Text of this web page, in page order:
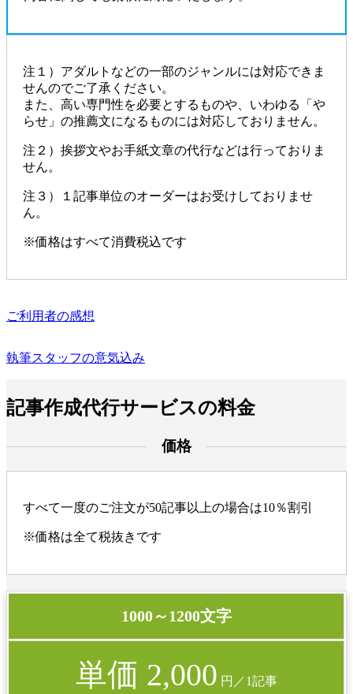
注１）アダルトなどの一部のジャンルには対応できま
せんのでご了承ください。
また、 高い専門性を必要とするものや、いわゆる「や
らせ」の推薦文になるものには対応しておりません。
注２）挨拶文やお手紙文章の代行などは行っておりま
せん。
注３）１記事単位のオーダーはお受けしておりませ
ん。
※価格はすべて消費税込です
ご利用者の感想
執筆スタッフの意気込み
記事作成代行サービスの料金
価格
すべて一度のご注文が50記事以上の場合は10％割引
※価格は全て税抜きです
1000～1200文字
単価 2,000 円／1記事